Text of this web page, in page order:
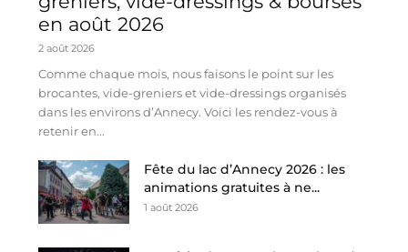
en août 2026
2 août 2026
Comme chaque mois, nous faisons le point sur les
brocantes, vide-greniers et vide-dressings organisés
dans les environs d’Annecy. Voici les rendez-vous à
retenir en...
Fête du lac d’Annecy 2026 : les
animations gratuites à ne...
1 août 2026